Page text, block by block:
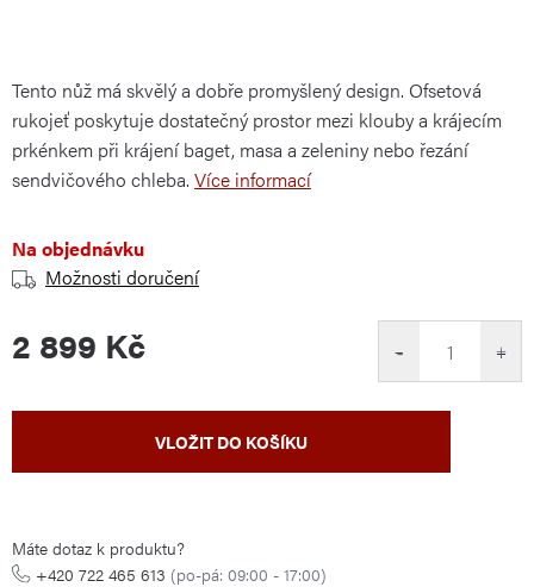
Tento nůž má skvělý a dobře promyšlený design. Ofsetová
rukojeť poskytuje dostatečný prostor mezi klouby a krájecím
prkénkem při krájení baget, masa a zeleniny nebo řezání
sendvičového chleba. Více informací
Na objednávku
Možnosti doručení
2 899 Kč +
−
VLOŽIT DO KOŠÍKU
Máte dotaz k produktu?
+420 722 465 613 (po-pá: 09:00 - 17:00)